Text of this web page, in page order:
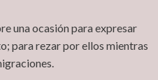
una ocasión para expresar
para rezar por ellos mientras